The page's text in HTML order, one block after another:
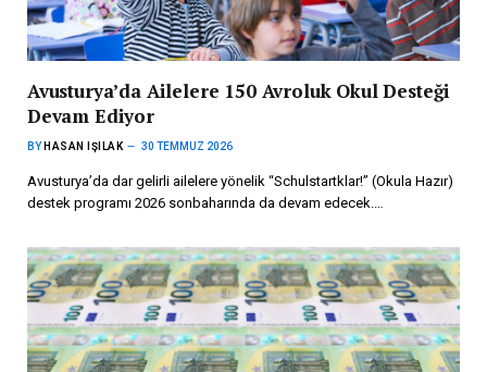
Avusturya’da Ailelere 150 Avroluk Okul Desteği
Devam Ediyor
BY HASAN IŞILAK 30 TEMMUZ 2026
Avusturya’da dar gelirli ailelere yönelik “Schulstartklar!” (Okula Hazır)
destek programı 2026 sonbaharında da devam edecek.…